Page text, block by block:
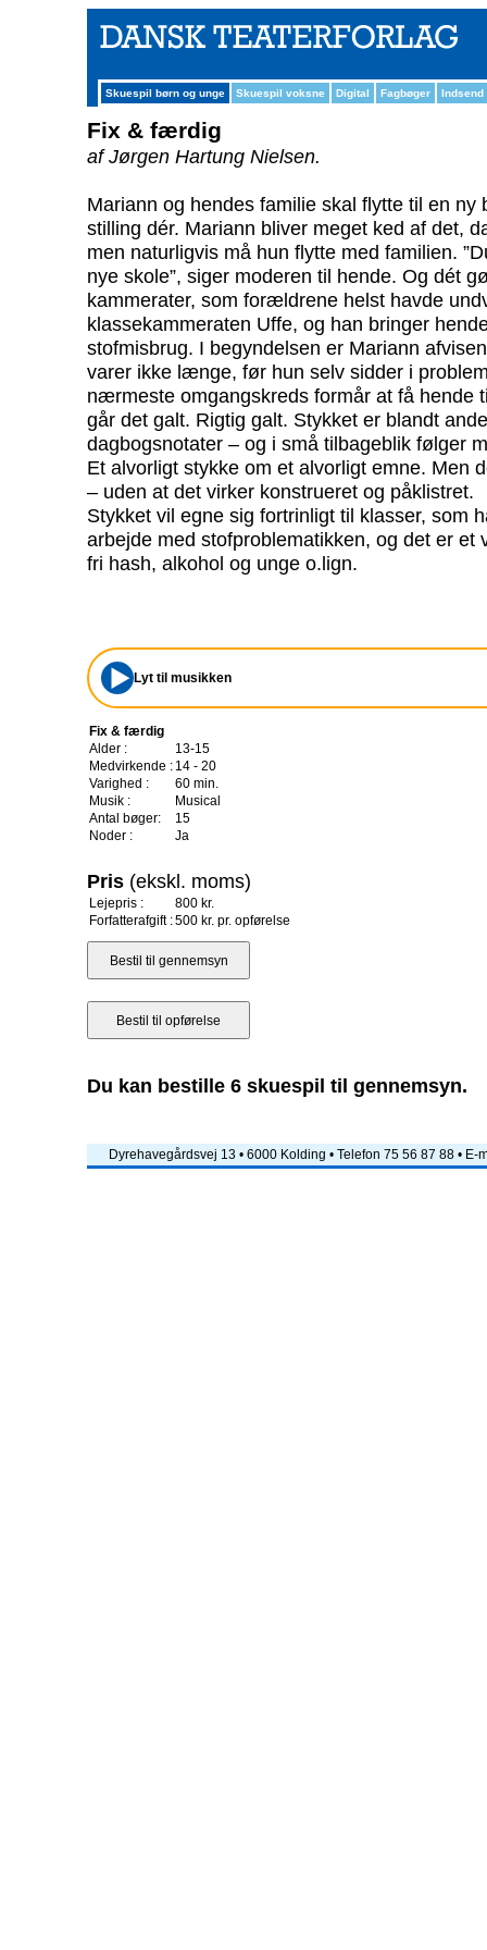
Skuespil børn og unge Skuespil voksne Digital Fagbøger Indsend
Fix & færdig
af Jørgen Hartung Nielsen.
Mariann og hendes familie skal flytte til en ny
stilling dér. Mariann bliver meget ked af det,
men naturligvis må hun flytte med familien.
nye skole”, siger moderen til hende. Og dét
kammerater, som forældrene helst havde
klassekammeraten Uffe, og han bringer
stofmisbrug. I begyndelsen er Mariann
varer ikke længe, før hun selv sidder i
nærmeste omgangskreds formår at få hende
går det galt. Rigtig galt. Stykket er blandt
dagbogsnotater – og i små tilbageblik følger
Et alvorligt stykke om et alvorligt emne. Men
– uden at det virker konstrueret og påklistret.
Stykket vil egne sig fortrinligt til klasser, som
arbejde med stofproblematikken, og det er
fri hash, alkohol og unge o.lign.
Lyt til musikken
Fix & færdig
Alder :
13-15
Medvirkende : 14 - 20
Varighed :
60 min.
Musik :
Musical
Antal bøger:
15
Noder :
Ja
Pris (ekskl. moms)
Lejepris :
800 kr.
Forfatterafgift :500 kr. pr. opførelse
Du kan bestille 6 skuespil til gennemsyn.
Dyrehavegårdsvej 13 • 6000 Kolding • Telefon 75 56 87 88 • E-